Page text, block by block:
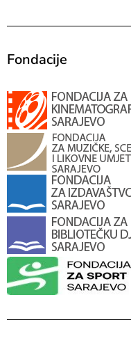
Fondacije